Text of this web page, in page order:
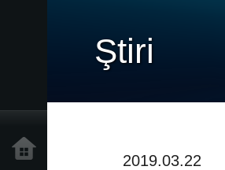
Ştiri
2019.03.22